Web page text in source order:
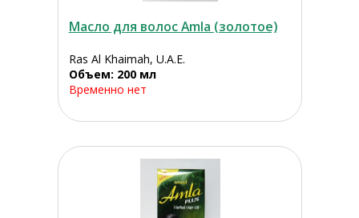
Масло для волос Amla (золотое)
Ras Al Khaimah, U.A.E.
Объем: 200 мл
Временно нет